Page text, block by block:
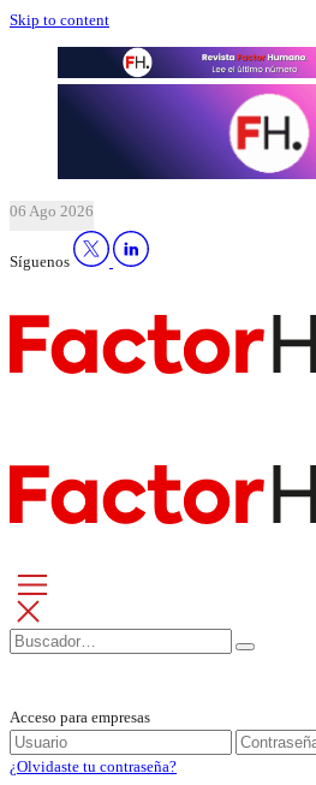
Skip to content
06 Ago 2026
Síguenos
Acceso para empresas
¿Olvidaste tu contraseña?